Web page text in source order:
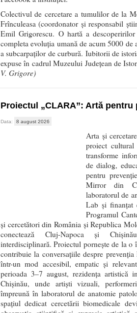
Colectivul de cercetare a tumulilor de la
Frînculeasa (coordonator și responsabil
Emil Grigorescu. O hartă a
completa evoluția umană de acum 5000
a subcarpaților de curbură. Iubitorii de
expuse în cadrul Muzeului Județean de
V. Grigore)
Proiectul „CLARA”: Artă pentru
Data: 8 august 2026
Arta și
proiect
transforme
de dialog,
pentru
Mirror din
laboratorul de
Lab și finanțat
Programul
și cercetători din România și Republica
conectează Cluj-Napoca și
interdisciplinară. Proiectul pornește de la o
contribuie la conversațiile despre
într-un mod accesibil, empatic și
perioada 3–7 august, rezidența artistică
Chișinău, unde artiști vizuali,
împreună în laboratorul de anatomie
spațiul dedicat cercetării biomedicale